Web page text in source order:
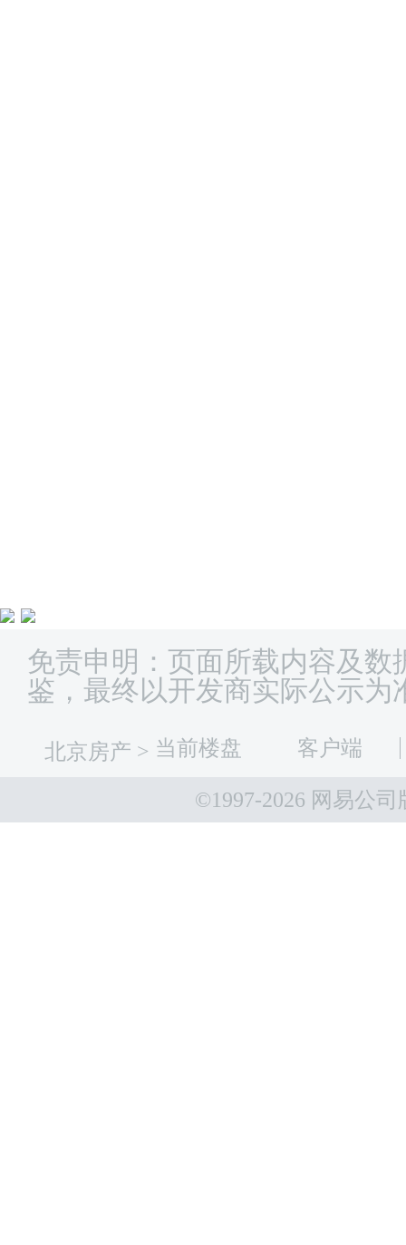
免责申明：页面所载内容及数
鉴，最终以开发商实际公示为
北京房产 > 当前楼盘 客户端
©1997-2026 网易公